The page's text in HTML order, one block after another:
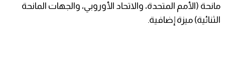
مانحة (الأمم المتحدة، والاتحاد الأوروبي، والجهات المانحة
الثنائية) ميزة إضافية.